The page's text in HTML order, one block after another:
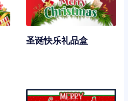
圣诞快乐礼品盒